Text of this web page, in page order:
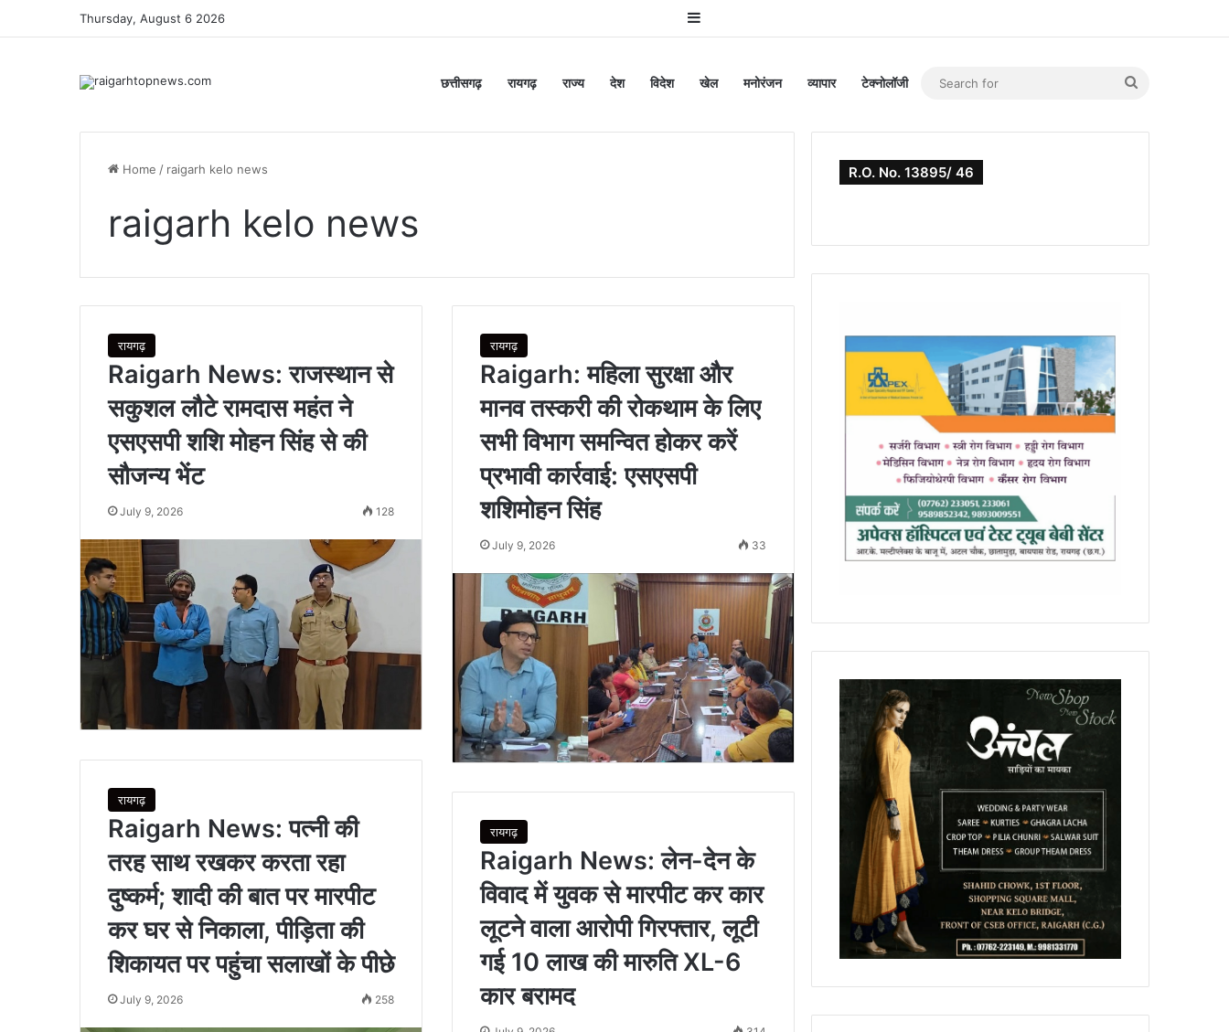
Thursday, August 6 2026 Sidebar
छत्तीसगढ़ रायगढ़ राज्य देश विदेश खेल मनोरंजन व्यापार टेक्नोलॉजी
Home / raigarh kelo news
raigarh kelo news
रायगढ़
Raigarh News: राजस्थान से
सकुशल लौटे रामदास महंत ने
एसएसपी शशि मोहन सिंह से की
सौजन्य भेंट
July 9, 2026 128
रायगढ़
Raigarh: महिला सुरक्षा और
मानव तस्करी की रोकथाम के लिए
सभी विभाग समन्वित होकर करें
प्रभावी कार्रवाई: एसएसपी
शशिमोहन सिंह
July 9, 2026 33
रायगढ़
Raigarh News: पत्नी की
तरह साथ रखकर करता रहा
दुष्कर्म; शादी की बात पर मारपीट
कर घर से निकाला, पीड़िता की
शिकायत पर पहुंचा सलाखों के पीछे
July 9, 2026 258
रायगढ़
Raigarh News: लेन-देन के
विवाद में युवक से मारपीट कर कार
लूटने वाला आरोपी गिरफ्तार, लूटी
गई 10 लाख की मारुति XL-6
कार बरामद
R.O. No. 13895/ 46